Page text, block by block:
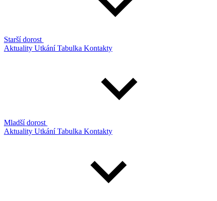
Starší dorost
Aktuality UtkáníTabulka Kontakty
Mladší dorost
Aktuality UtkáníTabulka Kontakty